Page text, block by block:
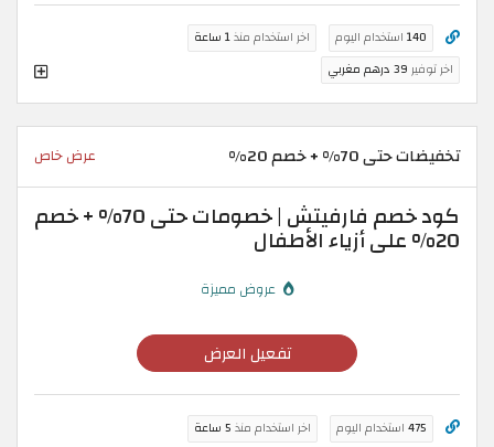
140 استخدام اليوم اخر استخدام منذ1 ساعة
اخر توفير 39 درهم مغربي
تخفيضات حتى 70% + خصم 20% عرض خاص
كود خصم فارفيتش | خصومات حتى 70% + خصم
20% على أزياء الأطفال
عروض مميزة
تفعيل العرض
475 استخدام اليوم اخر استخدام منذ 5 ساعة